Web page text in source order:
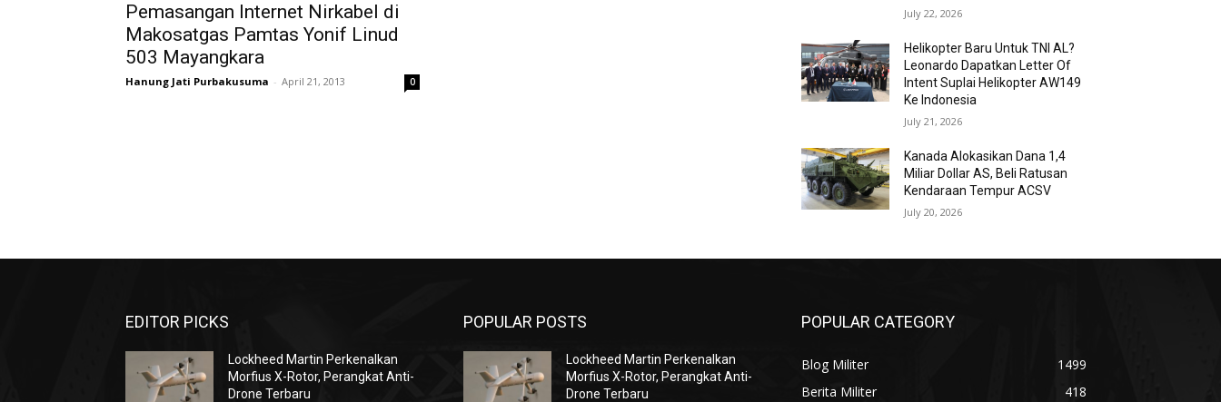
Pemasangan Internet Nirkabel di
Makosatgas Pamtas Yonif Linud
503 Mayangkara
Hanung Jati Purbakusuma - April 21, 2013 0
July 22, 2026
Helikopter Baru Untuk TNI AL?
Leonardo Dapatkan Letter Of
Intent Suplai Helikopter AW149
Ke Indonesia
July 21, 2026
Kanada Alokasikan Dana 1,4
Miliar Dollar AS, Beli Ratusan
Kendaraan Tempur ACSV
July 20, 2026
EDITOR PICKS
Lockheed Martin Perkenalkan
Morfius X-Rotor, Perangkat Anti-
Drone Terbaru
POPULAR POSTS
Lockheed Martin Perkenalkan
Morfius X-Rotor, Perangkat Anti-
Drone Terbaru
POPULAR CATEGORY
Blog Militer
1499
Berita Militer
418